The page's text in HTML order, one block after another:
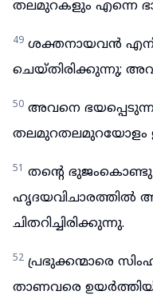
തലമുറകളും എന്നെ
49 ശക്തനായവൻ
ചെയ്തിരിക്കുന്നു;
50 അവനെ
തലമുറതലമുറയോളം
51 തന്റെ ഭുജംകൊണ്ടു
ഹൃദയവിചാരത്തിൽ
ചിതറിച്ചിരിക്കുന്നു.
52 പ്രഭുക്കന്മാരെ
താണവരെ